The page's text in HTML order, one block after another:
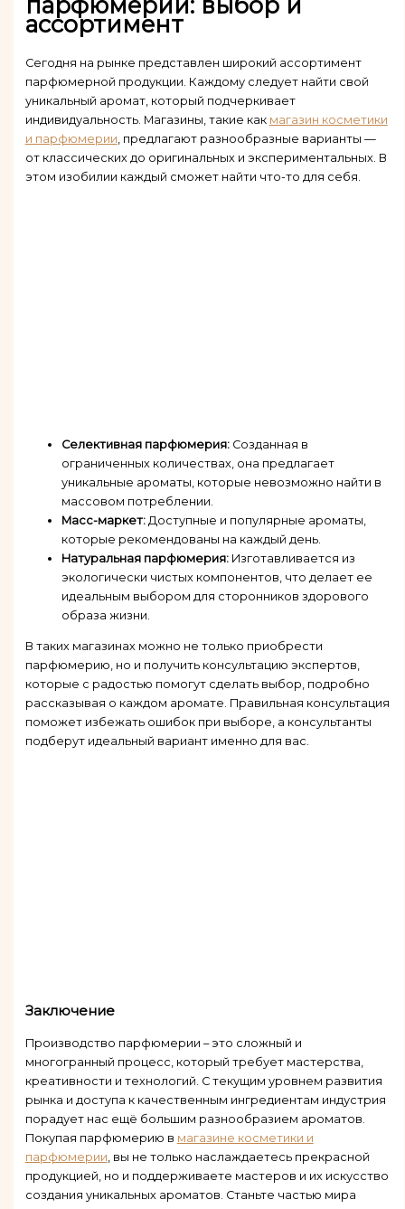
ассортимент
Сегодня на рынке представлен широкий ассортимент
парфюмерной продукции. Каждому следует найти свой
уникальный аромат, который подчеркивает
индивидуальность. Магазины, такие как магазин косметики
и парфюмерии , предлагают разнообразные варианты —
от классических до оригинальных и экспериментальных. В
этом изобилии каждый сможет найти что-то для себя.
Селективная парфюмерия:Созданная в
ограниченных количествах, она предлагает
уникальные ароматы, которые невозможно найти в
массовом потреблении.
Масс-маркет:Доступные и популярные ароматы,
которые рекомендованы на каждый день.
Натуральная парфюмерия:Изготавливается из
экологически чистых компонентов, что делает ее
идеальным выбором для сторонников здорового
образа жизни.
В таких магазинах можно не только приобрести
парфюмерию, но и получить консультацию экспертов,
которые с радостью помогут сделать выбор, подробно
рассказывая о каждом аромате. Правильная консультация
поможет избежать ошибок при выборе, а консультанты
подберут идеальный вариант именно для вас.
Заключение
Производство парфюмерии – это сложный и
многогранный процесс, который требует мастерства,
креативности и технологий. С текущим уровнем развития
рынка и доступа к качественным ингредиентам индустрия
порадует нас ещё большим разнообразием ароматов.
Покупая парфюмерию в магазине косметики и
парфюмерии, вы не только наслаждаетесь прекрасной
продукцией, но и поддерживаете мастеров и их искусство
создания уникальных ароматов. Станьте частью мира